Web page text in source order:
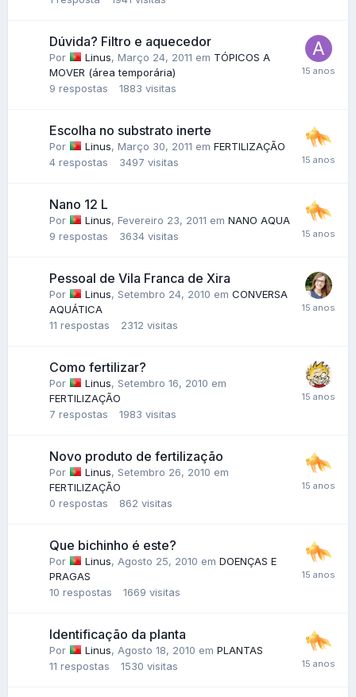
Dúvida? Filtro e aquecedor
Por Linus, Março 24, 2011 em TÓPICOS A
MOVER (área temporária)
9 respostas 1883 visitas
Escolha no substrato inerte
Por Linus, Março 30, 2011 em FERTILIZAÇÃO
4 respostas 3497 visitas
Nano 12 L
Por Linus, Fevereiro 23, 2011 em NANO AQUA
9 respostas 3634 visitas
Pessoal de Vila Franca de Xira
Por Linus, Setembro 24, 2010 em CONVERSA
AQUÁTICA
11 respostas 2312 visitas
Como fertilizar?
Por Linus, Setembro 16, 2010 em
FERTILIZAÇÃO
7 respostas 1983 visitas
Novo produto de fertilização
Por Linus, Setembro 26, 2010 em
FERTILIZAÇÃO
0 respostas 862 visitas
Que bichinho é este?
Por Linus, Agosto 25, 2010 em DOENÇAS E
PRAGAS
10 respostas 1669 visitas
Identificação da planta
Por Linus, Agosto 18, 2010 em PLANTAS
11 respostas 1530 visitas